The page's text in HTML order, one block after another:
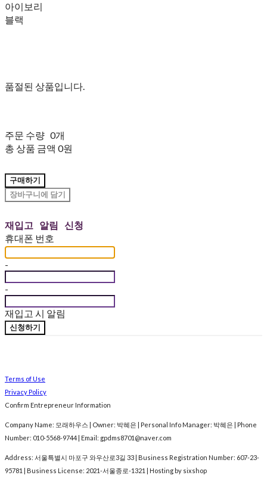
아이보리
블랙
품절된 상품입니다.
주문 수량 0개
총 상품 금액 0원
구매하기
장바구니에 담기
재입고 알림 신청
휴대폰 번호
-
-
재입고 시 알림
신청하기
Terms of Use
Privacy Policy
Confirm Entrepreneur Information
Company Name: 모래하우스 | Owner: 박혜은 | Personal Info Manager: 박혜은 | Phone
Number: 010-5568-9744 | Email: gpdms8701@naver.com
Address: 서울특별시 마포구 와우산로3길 33 | Business Registration Number: 607-23-
95781
| Business License: 2021-서울종로-1321 | Hosting by sixshop